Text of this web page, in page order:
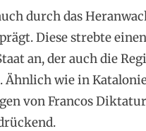
durch das
Diese strebte
an, der auch die
Ähnlich wie in
von Francos